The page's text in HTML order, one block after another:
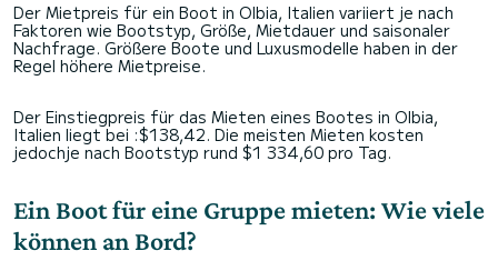
Der Mietpreis für ein Boot in Olbia, Italien variiert je nach
Faktoren wie Bootstyp, Größe, Mietdauer und saisonaler
Nachfrage. Größere Boote und Luxusmodelle haben in der
Regel höhere Mietpreise.
Der Einstiegpreis für das Mieten eines Bootes in Olbia,
Italien liegt bei :$138,42. Die meisten Mieten kosten
jedochje nach Bootstyp rund $1 334,60 pro Tag.
Ein Boot für eine Gruppe mieten: Wie viele
können an Bord?